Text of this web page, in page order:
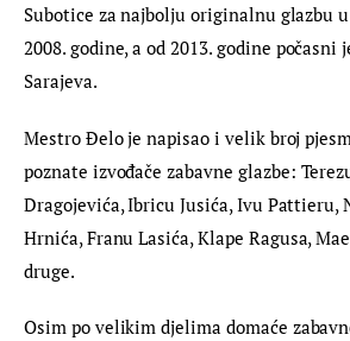
Subotice za najbolju originalnu glazbu
2008. godine, a od 2013. godine počasni
Sarajeva.
Mestro Đelo je napisao i velik broj
poznate izvođače zabavne glazbe:
Dragojevića, Ibricu Jusića, Ivu Pattieru,
Hrnića, Franu Lasića, Klape Ragusa,
druge.
Osim po velikim djelima domaće